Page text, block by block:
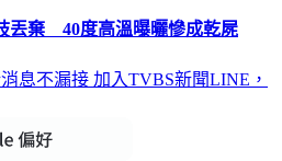
丟棄 40度高溫曝曬慘成乾屍
息不漏接 加入TVBS新聞LINE，